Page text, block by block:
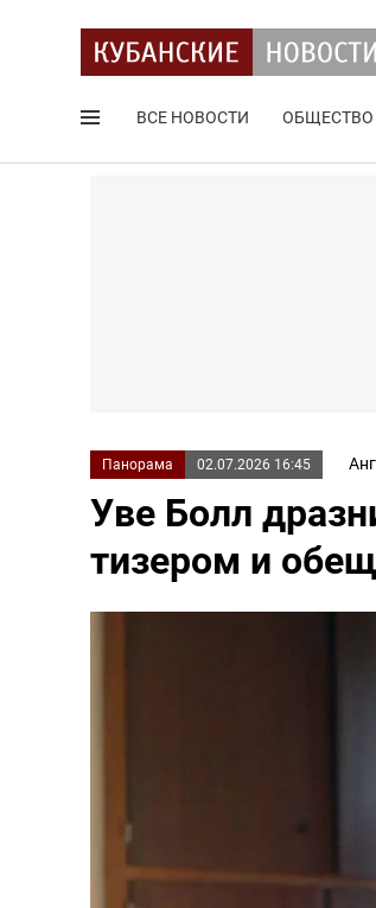
ВСЕ НОВОСТИ ОБЩЕСТВО
Панорама 02.07.2026 16:45
Уве Болл
тизером и